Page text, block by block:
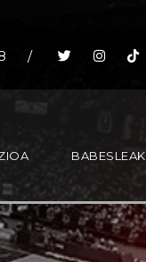
/
BABESLEAK